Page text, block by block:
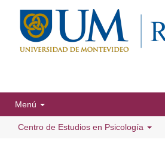
Menú
Centro de Estudios en Psicología